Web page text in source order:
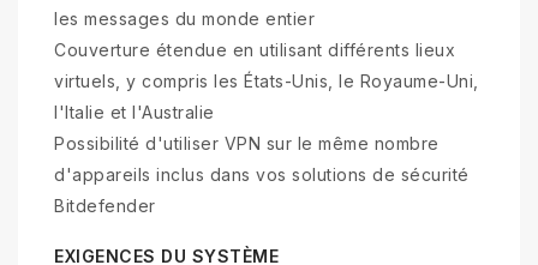
les messages du monde entier
Couverture étendue en utilisant différents lieux
virtuels, y compris les États-Unis, le Royaume-Uni,
l'Italie et l'Australie
Possibilité d'utiliser VPN sur le même nombre
d'appareils inclus dans vos solutions de sécurité
Bitdefender
EXIGENCES DU SYSTÈME